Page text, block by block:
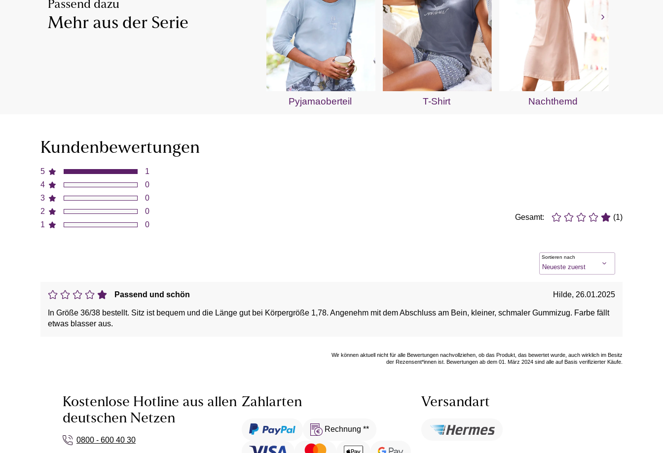
Passend dazu
Mehr aus der Serie
Pyjamaoberteil T-Shirt Nachthemd
Kundenbewertungen
5
4
3
2
1
1
0
0
0
0
Gesamt: (1)
Sortieren nach
Passend und schön Hilde, 26.01.2025
In Größe 36/38 bestellt. Sitz ist bequem und die Länge gut bei Körpergröße 1,78. Angenehm mit dem Abschluss am Bein, kleiner, schmaler Gummizug. Farbe fällt
etwas blasser aus.
Wir können aktuell nicht für alle Bewertungen nachvollziehen, ob das Produkt, das bewertet wurde, auch wirklich im Besitz
der Rezensent*innen ist. Bewertungen ab dem 01. März 2024 sind alle auf Basis verifizierter Käufe.
Kostenlose Hotline aus allen
deutschen Netzen
0800 - 600 40 30
Zahlarten
Rechnung **
Versandart